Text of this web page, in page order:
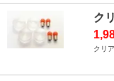
ク
クリ